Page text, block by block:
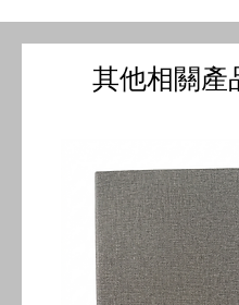
其他相關產